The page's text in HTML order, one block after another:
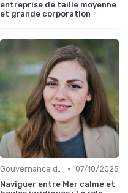
entreprise de taille moyenne
et grande corporation
Gouvernance d'entreprise • 07/10/2025
Naviguer entre Mer calme et